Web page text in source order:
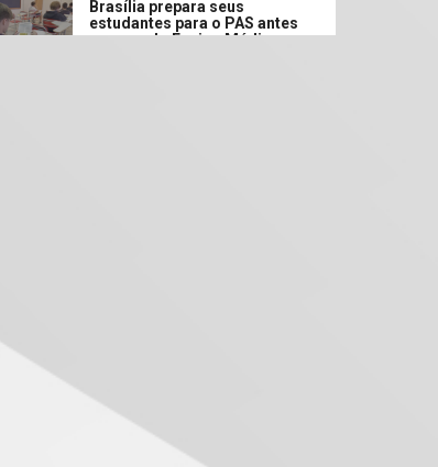
Brasília prepara seus
estudantes para o PAS antes
mesmo do Ensino Médio
Professora do Mackenzie é